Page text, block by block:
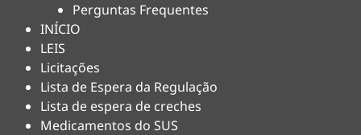
Perguntas Frequentes
INÍCIO
LEIS
Licitações
Lista de Espera da Regulação
Lista de espera de creches
Medicamentos do SUS